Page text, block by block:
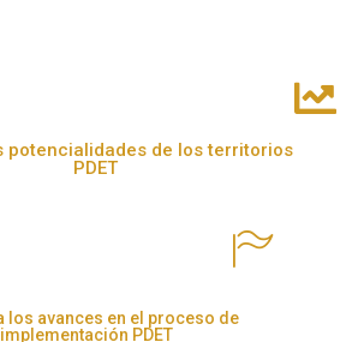
potencialidades de los territorios
PDET
los avances en el proceso de
implementación PDET